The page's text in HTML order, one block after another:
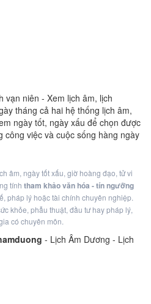
vạn niên - Xem lịch âm, lịch
tháng cả hai hệ thống lịch âm,
ngày tốt, ngày xấu để chọn được
công việc và cuộc sống hàng ngày
âm, ngày tốt xấu, giờ hoàng đạo, tử vi
tính tham khảo văn hóa - tín ngưỡng
pháp lý hoặc tài chính chuyên nghiệp.
khỏe, phẫu thuật, đầu tư hay pháp lý,
có chuyên môn.
- Lịch Âm Dương - Lịch